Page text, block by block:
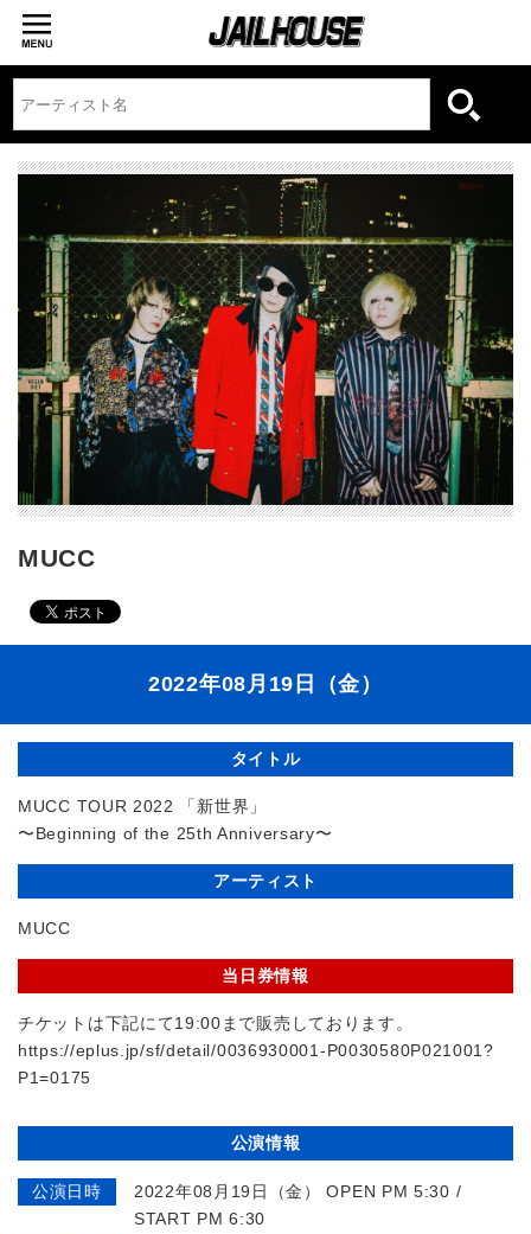
MUCC
2022年08月19日（金）
タイトル
MUCC TOUR 2022 「新世界」
〜Beginning of the 25th Anniversary〜
アーティスト
MUCC
当日券情報
チケットは下記にて19:00まで販売しております。
https://eplus.jp/sf/detail/0036930001-P0030580P021001?
P1=0175
公演情報
公演日時
2022年08月19日（金） OPEN PM 5:30 /
START PM 6:30